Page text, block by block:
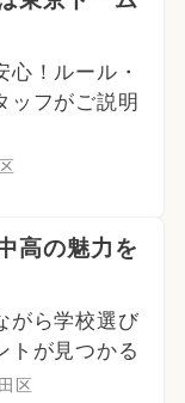
心！ルール・
ッフがご説明
高の魅力を
がら学校選び
トが見つかる
区